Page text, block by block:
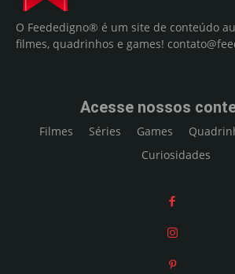
O Feededigno® é um site de conteúdo
filmes, quadrinhos e games!
Acesse nossos
Filmes Séries Games
Curiosidades